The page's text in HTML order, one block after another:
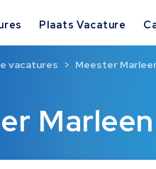
Plaats Vacature
vacatures Meester